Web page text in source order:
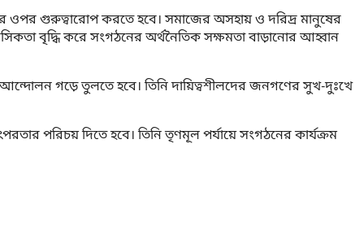
ওপর গুরুত্বারোপ করতে হবে। সমাজের অসহায় ও দরিদ্র মানুষের
বৃদ্ধি করে সংগঠনের অর্থনৈতিক সক্ষমতা বাড়ানোর আহ্বান
গড়ে তুলতে হবে। তিনি দায়িত্বশীলদের জনগণের সুখ-দুঃখে
পরিচয় দিতে হবে। তিনি তৃণমূল পর্যায়ে সংগঠনের কার্যক্রম